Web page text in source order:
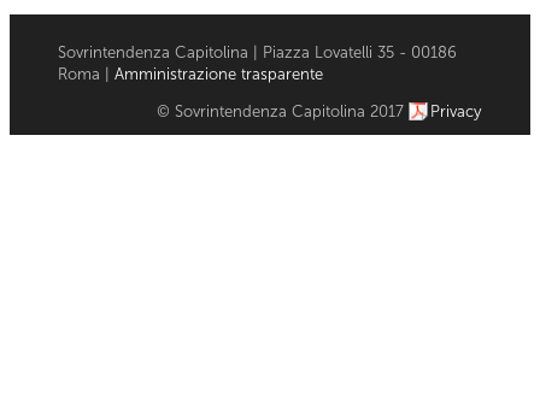
Sovrintendenza Capitolina | Piazza Lovatelli 35 - 00186
Roma | Amministrazione trasparente
© Sovrintendenza Capitolina 2017 Privacy